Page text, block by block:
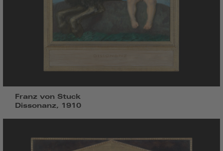
Franz von Stuck
Dissonanz, 1910